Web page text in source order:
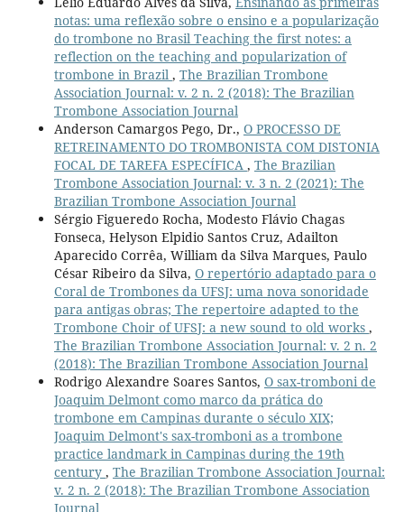
notas: uma reflexão sobre o ensino e a popularização
do trombone no Brasil Teaching the first notes: a
reflection on the teaching and popularization of
trombone in Brazil , The Brazilian Trombone
Association Journal: v. 2 n. 2 (2018): The Brazilian
Trombone Association Journal
Anderson Camargos Pego, Dr., O PROCESSO DE
RETREINAMENTO DO TROMBONISTA COM DISTONIA
FOCAL DE TAREFA ESPECÍFICA , The Brazilian
Trombone Association Journal: v. 3 n. 2 (2021): The
Brazilian Trombone Association Journal
Sérgio Figueredo Rocha, Modesto Flávio Chagas
Fonseca, Helyson Elpidio Santos Cruz, Adailton
Aparecido Corrêa, William da Silva Marques, Paulo
César Ribeiro da Silva, O repertório adaptado para o
Coral de Trombones da UFSJ: uma nova sonoridade
para antigas obras; The repertoire adapted to the
Trombone Choir of UFSJ: a new sound to old works ,
The Brazilian Trombone Association Journal: v. 2 n. 2
(2018): The Brazilian Trombone Association Journal
Rodrigo Alexandre Soares Santos, O sax-tromboni de
Joaquim Delmont como marco da prática do
trombone em Campinas durante o século XIX;
Joaquim Delmont's sax-tromboni as a trombone
practice landmark in Campinas during the 19th
century , The Brazilian Trombone Association Journal:
v. 2 n. 2 (2018): The Brazilian Trombone Association
Journal